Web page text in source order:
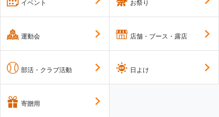
イベント
運動会
部活・クラブ活動
寄贈用
お祭り
店舗・ブース・露店
日よけ